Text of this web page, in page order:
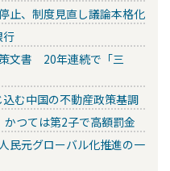
止、制度見直し議論本格化
行
策文書 20年連続で「三
込む中国の不動産政策基調
かつては第2子で高額罰金
民元グローバル化推進の一